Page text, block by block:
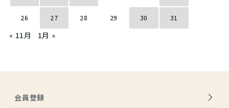
26 27 28 29 30 31
« 11月 1月 »
会員登録